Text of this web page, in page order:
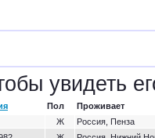
увидеть
Пол
Проживает
Ж
Россия, Пенза